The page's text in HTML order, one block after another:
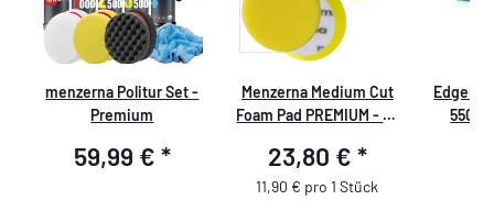
menzerna Politur Set -
Premium
59,99 € *
Menzerna Medium Cut
Foam Pad PREMIUM - 95
Stück
23,80 € *
11,90 € pro 1 Stück
550